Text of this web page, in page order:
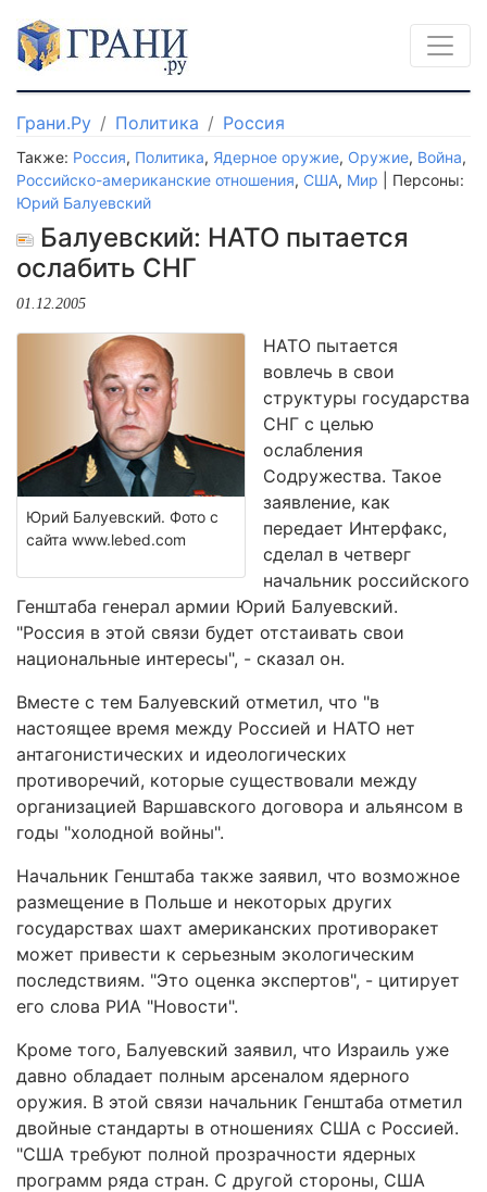
Грани.Ру Политика Россия
Также: Россия, Политика, Ядерное оружие, Оружие, Война,
Российско-американские отношения, США, Мир | Персоны:
Юрий Балуевский
Балуевский: НАТО пытается
ослабить СНГ
01.12.2005
Юрий Балуевский. Фото с
сайта www.lebed.com
НАТО пытается
вовлечь в свои
структуры государства
СНГ с целью
ослабления
Содружества. Такое
заявление, как
передает Интерфакс,
сделал в четверг
начальник российского
Генштаба генерал армии Юрий Балуевский.
"Россия в этой связи будет отстаивать свои
национальные интересы", - сказал он.
Вместе с тем Балуевский отметил, что "в
настоящее время между Россией и НАТО нет
антагонистических и идеологических
противоречий, которые существовали между
организацией Варшавского договора и альянсом в
годы "холодной войны".
Начальник Генштаба также заявил, что возможное
размещение в Польше и некоторых других
государствах шахт американских противоракет
может привести к серьезным экологическим
последствиям. "Это оценка экспертов", - цитирует
его слова РИА "Новости".
Кроме того, Балуевский заявил, что Израиль уже
давно обладает полным арсеналом ядерного
оружия. В этой связи начальник Генштаба отметил
двойные стандарты в отношениях США с Россией.
"США требуют полной прозрачности ядерных
программ ряда стран. С другой стороны, США